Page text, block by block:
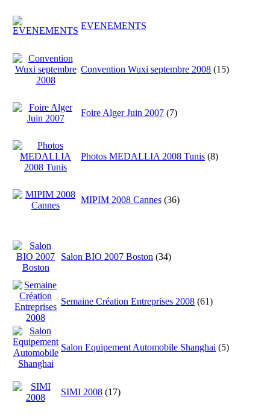
EVENEMENTS
Convention Wuxi septembre 2008 (15)
Foire Alger Juin 2007 (7)
Photos MEDALLIA 2008 Tunis (8)
MIPIM 2008 Cannes (36)
Salon BIO 2007 Boston (34)
Semaine Création Entreprises 2008 (61)
Salon Equipement Automobile Shanghai (5)
SIMI 2008 (17)